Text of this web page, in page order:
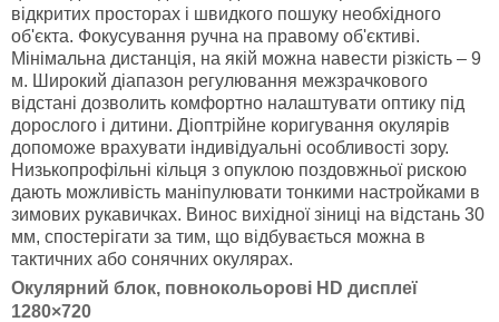
відкритих просторах і швидкого пошуку необхідного
об'єкта. Фокусування ручна на правому об'єктиві.
Мінімальна дистанція, на якій можна навести різкість – 9
м. Широкий діапазон регулювання межзрачкового
відстані дозволить комфортно налаштувати оптику під
дорослого і дитини. Діоптрійне коригування окулярів
допоможе врахувати індивідуальні особливості зору.
Низькопрофільні кільця з опуклою поздовжньої рискою
дають можливість маніпулювати тонкими настройками в
зимових рукавичках. Винос вихідної зіниці на відстань 30
мм, спостерігати за тим, що відбувається можна в
тактичних або сонячних окулярах.
Окулярний блок, повнокольорові HD дисплеї
1280×720